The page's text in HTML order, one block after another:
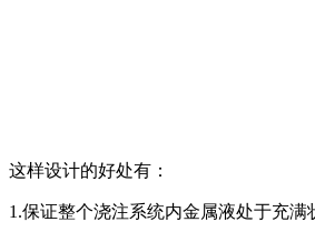
这样设计的好处有：
1.保证整个浇注系统内金属液处于充